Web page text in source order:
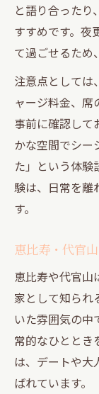
と語り合った
すすめです。夜
て過ごせるため
注意点としては
ャージ料金、席
事前に確認して
かな空間でシー
た」という体験
験は、日常を離
す。
恵比寿・代官
恵比寿や代官山
家として知られ
いた雰囲気の中
常的なひととき
は、デートや大
ばれています。